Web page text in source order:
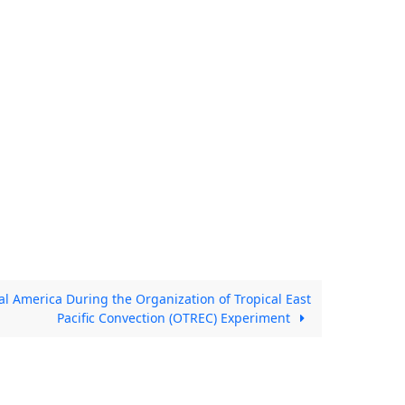
America During the Organization of Tropical East
Pacific Convection (OTREC) Experiment